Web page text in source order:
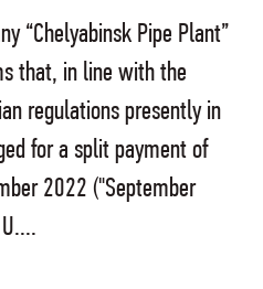
“Chelyabinsk Pipe Plant”
that, in line with the
regulations presently in
for a split payment of
2022 ("September